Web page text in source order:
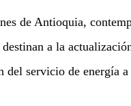
de Antioquia,
a la
del servicio de energía